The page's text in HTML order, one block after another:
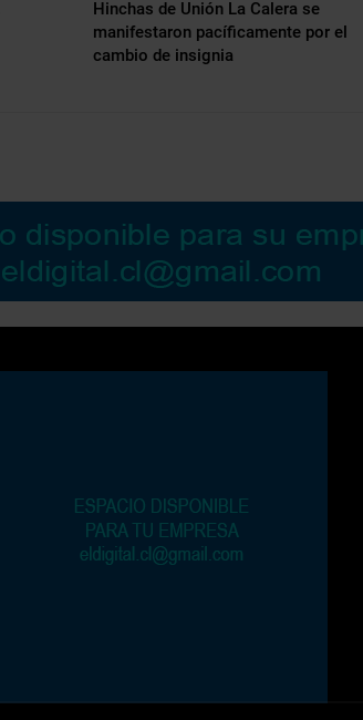
Hinchas de Unión La Calera se
manifestaron pacíficamente por el
cambio de insignia